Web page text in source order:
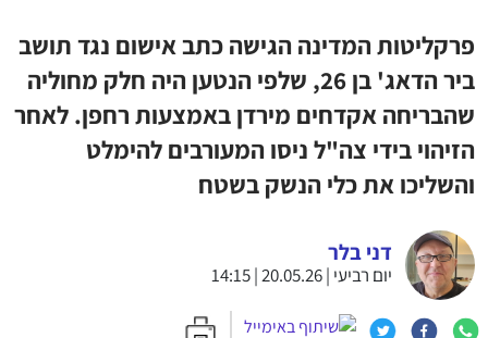
פרקליטות המדינה הגישה כתב אישום נגד תושב
ביר הדאג' בן 26, שלפי הנטען היה חלק מחוליה
שהבריחה אקדחים מירדן באמצעות רחפן. לאחר
הזיהוי בידי צה"ל ניסו המעורבים להימלט
והשליכו את כלי הנשק בשטח
דני בלר
יום רביעי | 20.05.26 | 14:15